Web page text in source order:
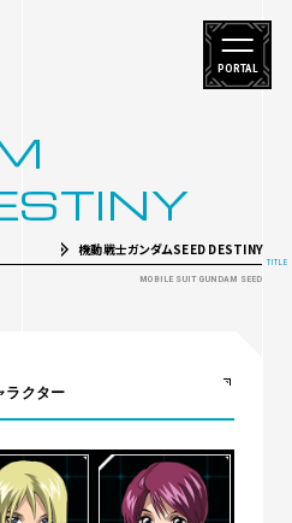
PORTAL
機動戦士ガンダムSEED DESTINY
ラクター